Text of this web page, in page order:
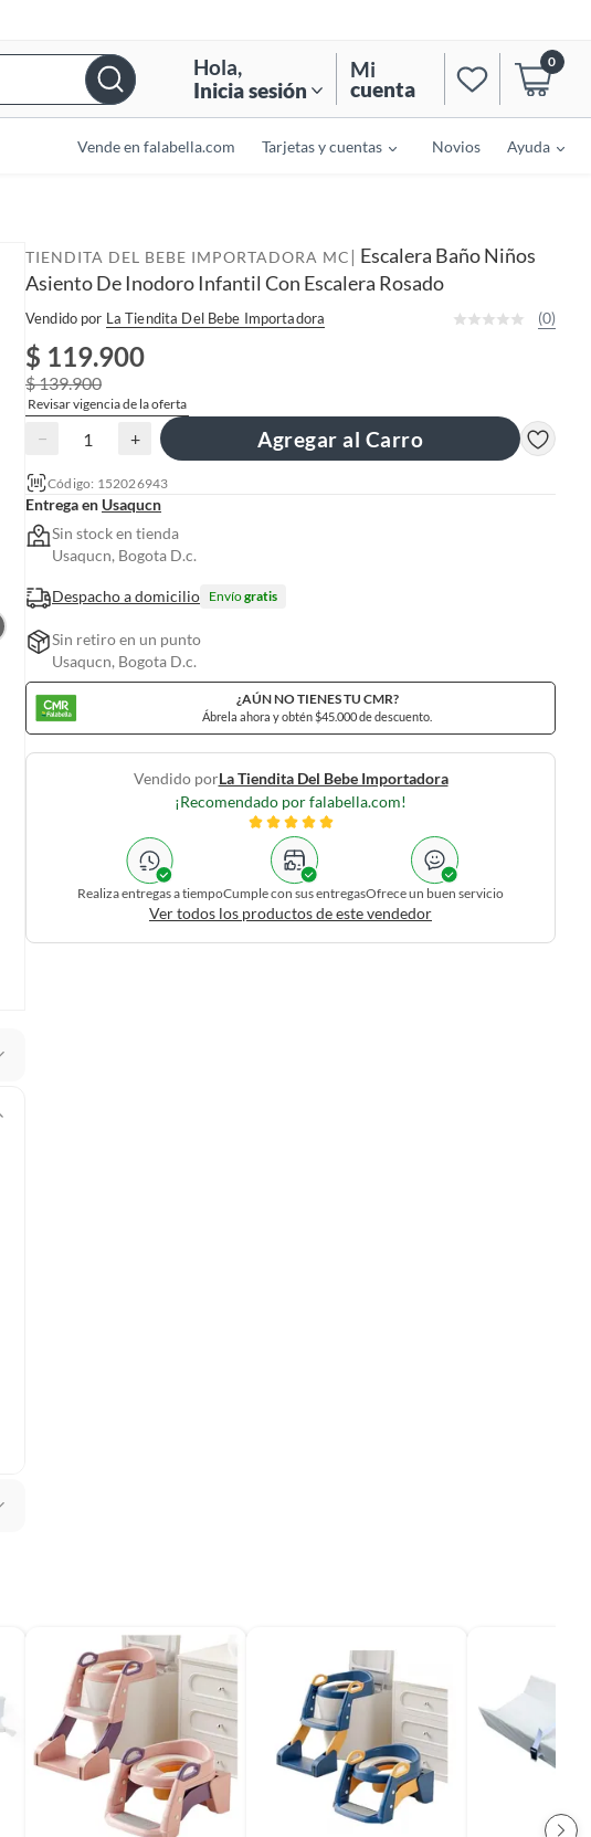
Hola,
Inicia sesión
Mi
cuenta
0
Vende en falabella.com Tarjetas y cuentas Novios Ayuda
TIENDITA DEL BEBE IMPORTADORA MC | Escalera Baño Niños
Asiento De Inodoro Infantil Con Escalera Rosado
Vendido por La Tiendita Del Bebe Importadora (0)
$ 119.900
$ 139.900
Revisar vigencia de la oferta
− + Agregar al Carro
Código: 152026943
Entrega en Usaqucn
Sin stock en tienda
Usaqucn, Bogota D.c.
Despacho a domicilio Envíogratis
Sin retiro en un punto
Usaqucn, Bogota D.c.
¿AÚN NO TIENES TU CMR?
Ábrela ahora y obtén $45.000 de descuento.
Vendido porLa Tiendita Del Bebe Importadora
¡Recomendado por falabella.com!
Realiza entregas a tiempoCumple con sus entregasOfrece un buen servicio
Ver todos los productos de este vendedor